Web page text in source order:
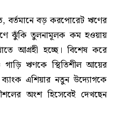
বর্তমানে বড় করপোরেট ঋণের
ঝুঁকি তুলনামূলক কম হওয়ায়
আগ্রহী হচ্ছে। বিশেষ করে
ঋণকে স্থিতিশীল আয়ের
এশিয়ার নতুন উদ্যোগকে
অংশ হিসেবেই দেখছেন